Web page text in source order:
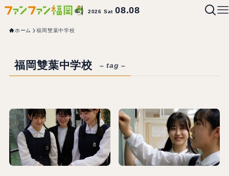
2026 Sat08.08
ホーム 福岡雙葉中学校
福岡雙葉中学校 – tag –